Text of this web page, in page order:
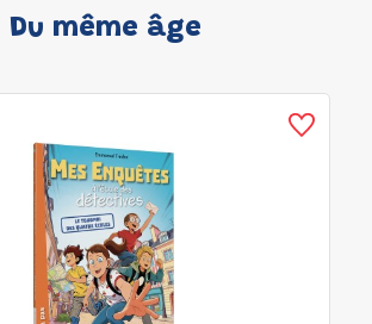
Du même âge